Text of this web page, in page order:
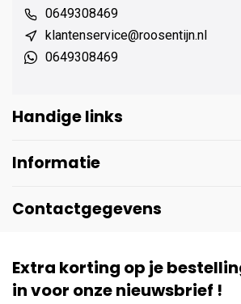
0649308469
klantenservice@roosentijn.nl
0649308469
Handige links
Informatie
Contactgegevens
Extra korting op je
in voor onze nieuwsbrief !